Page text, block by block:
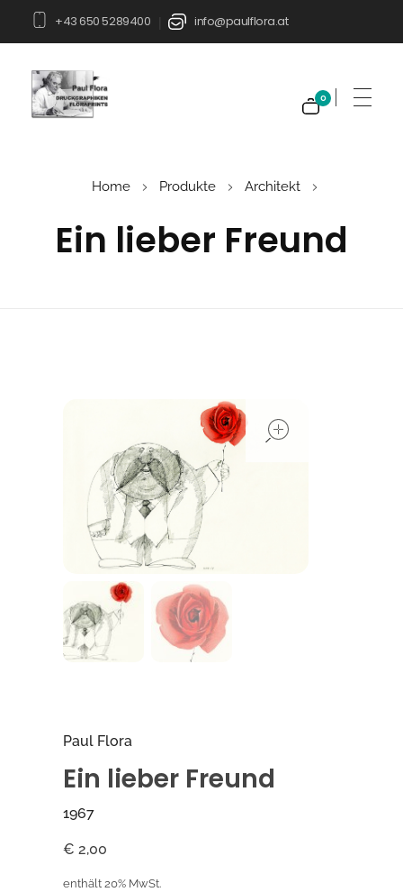
+43 650 5289400 info@paulflora.at
0
Home Produkte Architekt
Ein lieber Freund
Paul Flora
Ein lieber Freund
1967
€ 2,00
enthält 20% MwSt.